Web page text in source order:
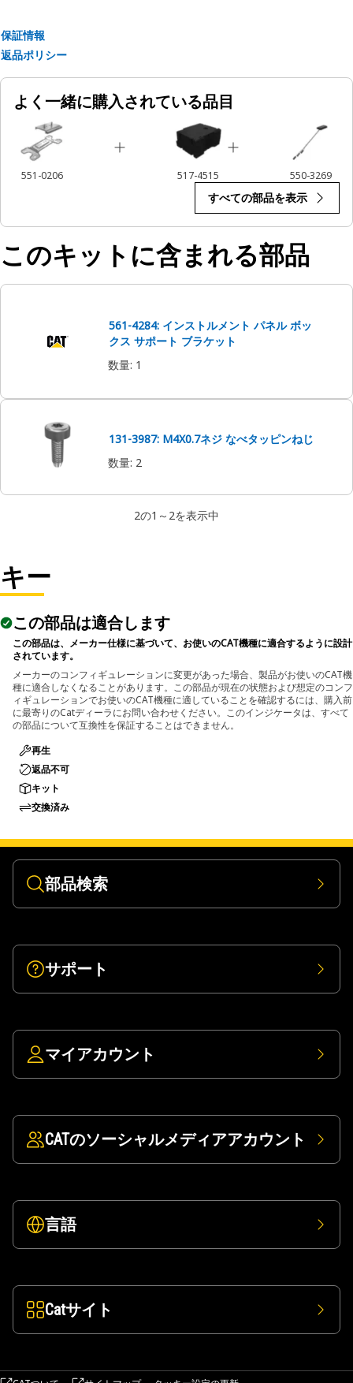
保証情報
返品ポリシー
よく一緒に購入されている品目
551-0206 517-4515 550-3269
すべての部品を表示
このキットに含まれる部品
561-4284: インストルメント パネル ボッ
クス サポート ブラケット
数量: 1
131-3987: M4X0.7ネジ なべタッピンねじ
数量: 2
2の1～2を表示中
キー
この部品は適合します
この部品は、メーカー仕様に基づいて、お使いのCAT機種に適合するように設計
されています。
メーカーのコンフィギュレーションに変更があった場合、製品がお使いのCAT機
種に適合しなくなることがあります。この部品が現在の状態および想定のコンフ
ィギュレーションでお使いのCAT機種に適していることを確認するには、購入前
に最寄りのCatディーラにお問い合わせください。このインジケータは、すべて
の部品について互換性を保証することはできません。
再生
返品不可
キット
交換済み
部品検索
サポート
マイアカウント
CATのソーシャルメディアアカウント
言語
Catサイト